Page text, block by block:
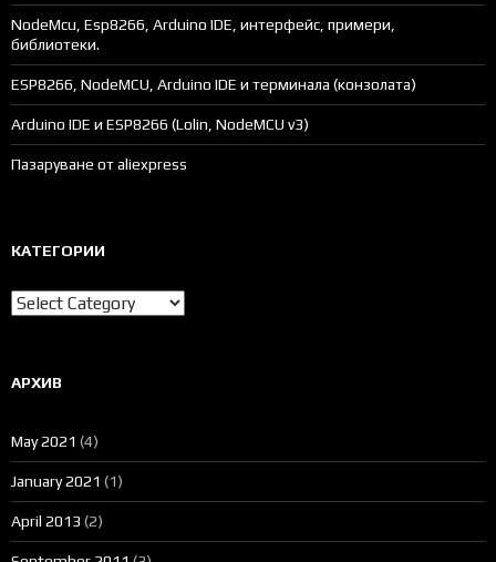
NodeMcu, Esp8266, Arduino IDE, интерфейс, примери,
библиотеки.
ESP8266, NodeMCU, Arduino IDE и терминала (конзолата)
Arduino IDE и ESP8266 (Lolin, NodeMCU v3)
Пазаруване от aliexpress
КАТЕГОРИИ
Категории
АРХИВ
May 2021 (4)
January 2021 (1)
April 2013 (2)